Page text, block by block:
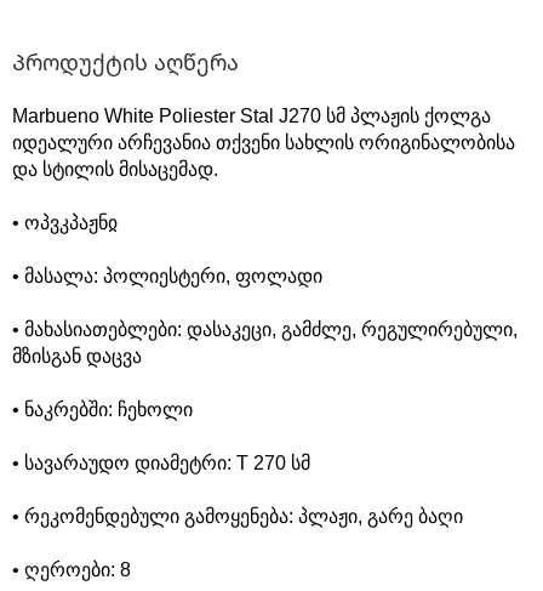
Პროდუქტის აღწერა
Marbueno White Poliester Stal J270 სმ პლაჟის ქოლგა
იდეალური არჩევანია თქვენი სახლის ორიგინალობისა
და სტილის მისაცემად.
• ოპვკპაჟნჲ
• მასალა: პოლიესტერი, ფოლადი
• მახასიათებლები: დასაკეცი, გამძლე, რეგულირებული,
მზისგან დაცვა
• ნაკრებში: ჩეხოლი
• სავარაუდო დიამეტრი: T 270 სმ
• რეკომენდებული გამოყენება: პლაჟი, გარე ბაღი
• ღეროები: 8